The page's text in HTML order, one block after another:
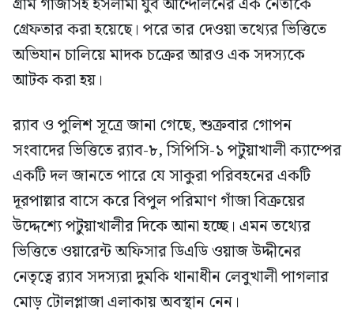
গ্রেফতার করা হয়েছে। পরে তার দেওয়া তথ্যের ভিত্তিতে
অভিযান চালিয়ে মাদক চক্রের আরও এক সদস্যকে
আটক করা হয়।
র‍্যাব ও পুলিশ সূত্রে জানা গেছে, শুক্রবার গোপন
সংবাদের ভিত্তিতে র‍্যাব-৮, সিপিসি-১ পটুয়াখালী ক্যাম্পের
একটি দল জানতে পারে যে সাকুরা পরিবহনের একটি
দূরপাল্লার বাসে করে বিপুল পরিমাণ গাঁজা বিক্রয়ের
উদ্দেশ্যে পটুয়াখালীর দিকে আনা হচ্ছে। এমন তথ্যের
ভিত্তিতে ওয়ারেন্ট অফিসার ডিএডি ওয়াজ উদ্দীনের
নেতৃত্বে র‍্যাব সদস্যরা দুমকি থানাধীন লেবুখালী পাগলার
মোড় টোলপ্লাজা এলাকায় অবস্থান নেন।